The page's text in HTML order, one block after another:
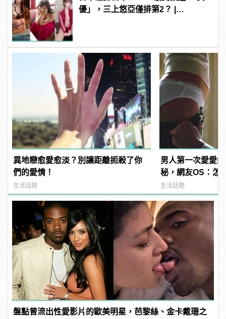
優」，三上悠亞僅排第2？ |
異地戀愈愛愈淡？別讓距離扼殺了你
們的愛情！
生活話題
男人第一次愛愛
秘，網友OS：怎
多！？
生活話題
盤點曾流出性愛影片的歐美明星，芭黎絲、金卡戴珊之